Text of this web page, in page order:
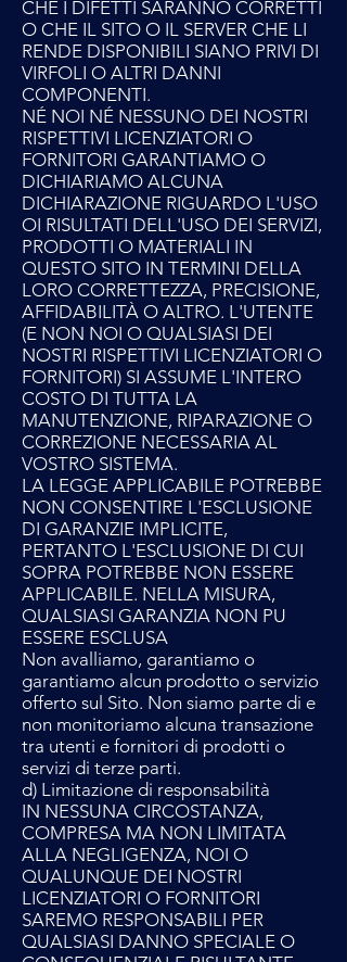
CHE I DIFETTI SARANNO CORRETTI
O CHE IL SITO O IL SERVER CHE LI
RENDE DISPONIBILI SIANO PRIVI DI
VIRFOLI O ALTRI DANNI
COMPONENTI.
NÉ NOI NÉ NESSUNO DEI NOSTRI
RISPETTIVI LICENZIATORI O
FORNITORI GARANTIAMO O
DICHIARIAMO ALCUNA
DICHIARAZIONE RIGUARDO L'USO
OI RISULTATI DELL'USO DEI SERVIZI,
PRODOTTI O MATERIALI IN
QUESTO SITO IN TERMINI DELLA
LORO CORRETTEZZA, PRECISIONE,
AFFIDABILITÀ O ALTRO. L'UTENTE
(E NON NOI O QUALSIASI DEI
NOSTRI RISPETTIVI LICENZIATORI O
FORNITORI) SI ASSUME L'INTERO
COSTO DI TUTTA LA
MANUTENZIONE, RIPARAZIONE O
CORREZIONE NECESSARIA AL
VOSTRO SISTEMA.
LA LEGGE APPLICABILE POTREBBE
NON CONSENTIRE L'ESCLUSIONE
DI GARANZIE IMPLICITE,
PERTANTO L'ESCLUSIONE DI CUI
SOPRA POTREBBE NON ESSERE
APPLICABILE. NELLA MISURA,
QUALSIASI GARANZIA NON PU
ESSERE ESCLUSA
Non avalliamo, garantiamo o
garantiamo alcun prodotto o servizio
offerto sul Sito. Non siamo parte di e
non monitoriamo alcuna transazione
tra utenti e fornitori di prodotti o
servizi di terze parti.
d) Limitazione di responsabilità
IN NESSUNA CIRCOSTANZA,
COMPRESA MA NON LIMITATA
ALLA NEGLIGENZA, NOI O
QUALUNQUE DEI NOSTRI
LICENZIATORI O FORNITORI
SAREMO RESPONSABILI PER
QUALSIASI DANNO SPECIALE O